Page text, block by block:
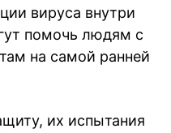
вируса внутри
помочь людям с
на самой ранней
их испытания